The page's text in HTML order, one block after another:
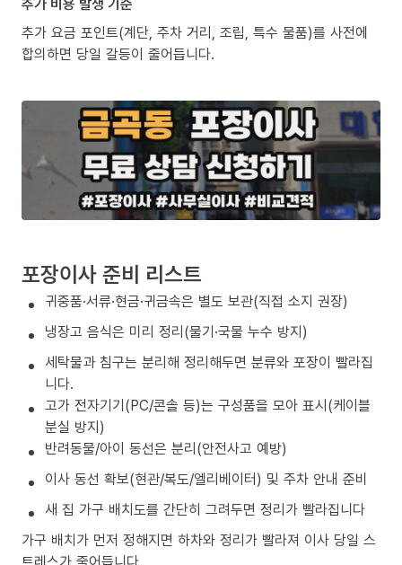
추가 요금 포인트(계단, 주차 거리, 조립, 특수 물품)를 사전에
합의하면 당일 갈등이 줄어듭니다.
포장이사 준비 리스트
귀중품·서류·현금·귀금속은 별도 보관(직접 소지 권장)
냉장고 음식은 미리 정리(물기·국물 누수 방지)
세탁물과 침구는 분리해 정리해두면 분류와 포장이 빨라집
니다.
고가 전자기기(PC/콘솔 등)는 구성품을 모아 표시(케이블
분실 방지)
반려동물/아이 동선은 분리(안전사고 예방)
이사 동선 확보(현관/복도/엘리베이터) 및 주차 안내 준비
새 집 가구 배치도를 간단히 그려두면 정리가 빨라집니다
가구 배치가 먼저 정해지면 하차와 정리가 빨라져 이사 당일 스